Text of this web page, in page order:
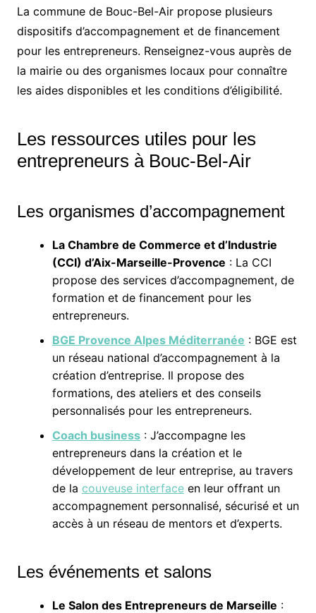
La commune de Bouc-Bel-Air propose plusieurs
dispositifs d’accompagnement et de financement
pour les entrepreneurs. Renseignez-vous auprès de
la mairie ou des organismes locaux pour connaître
les aides disponibles et les conditions d’éligibilité.
Les ressources utiles pour les
entrepreneurs à Bouc-Bel-Air
Les organismes d’accompagnement
La Chambre de Commerce et d’Industrie
(CCI) d’Aix-Marseille-Provence : La CCI
propose des services d’accompagnement, de
formation et de financement pour les
entrepreneurs.
BGE Provence Alpes Méditerranée : BGE est
un réseau national d’accompagnement à la
création d’entreprise. Il propose des
formations, des ateliers et des conseils
personnalisés pour les entrepreneurs.
Coach business: J’accompagne les
entrepreneurs dans la création et le
développement de leur entreprise, au travers
de la couveuse interfaceen leur offrant un
accompagnement personnalisé, sécurisé et un
accès à un réseau de mentors et d’experts.
Les événements et salons
Le Salon des Entrepreneurs de Marseille :